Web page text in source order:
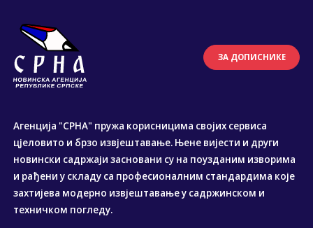
ЗА ДОПИСНИКЕ
Агенција "СРНА" пружа корисницима својих сервиса
цјеловито и брзо извјештавање. Њене вијести и други
новински садржаји засновани су на поузданим изворима
и рађени у складу са професионалним стандардима које
захтијева модерно извјештавање у садржинском и
техничком погледу.